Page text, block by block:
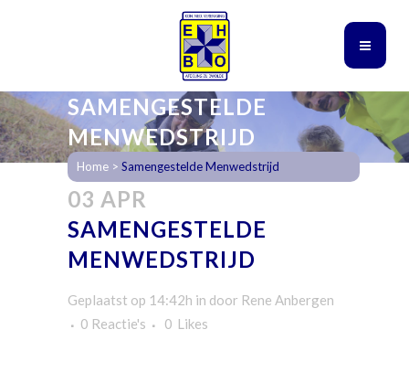
SAMENGESTELDE
MENWEDSTRIJD
Home > Samengestelde Menwedstrijd
03 APR
SAMENGESTELDE
MENWEDSTRIJD
Geplaatst op 14:42h in door Rene Anbergen
0 Reactie's
0 Likes